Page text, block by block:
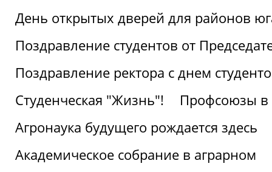
День открытых дверей для районов
Поздравление студентов от
Поздравление ректора с днем
Студенческая "Жизнь"!
Профсоюзы в
Агронаука будущего рождается здесь
Академическое собрание в аграрном